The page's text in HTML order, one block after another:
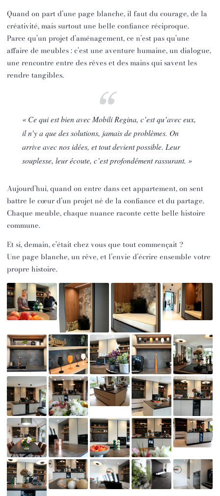
Quand on part d’une page blanche, il faut du courage, de la
créativité, mais surtout une belle confiance réciproque.
Parce qu’un projet d’aménagement, ce n’est pas qu’une
affaire de meubles : c’est une aventure humaine, un dialogue,
une rencontre entre des rêves et des mains qui savent les
rendre tangibles.
« Ce qui est bien avec Mobili Regina, c’est qu’avec eux,
il n’y a que des solutions, jamais de problèmes. On
arrive avec nos idées, et tout devient possible. Leur
souplesse, leur écoute, c’est profondément rassurant. »
Aujourd’hui, quand on entre dans cet appartement, on sent
battre le cœur d’un projet né de la confiance et du partage.
Chaque meuble, chaque nuance raconte cette belle histoire
commune.
Et si, demain, c’était chez vous que tout commençait ?
Une page blanche, un rêve, et l’envie d’écrire ensemble votre
propre histoire.